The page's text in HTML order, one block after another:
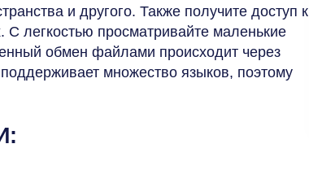
и другого. Также получите доступ к
легкостью просматривайте маленькие
обмен файлами происходит через
множество языков, поэтому